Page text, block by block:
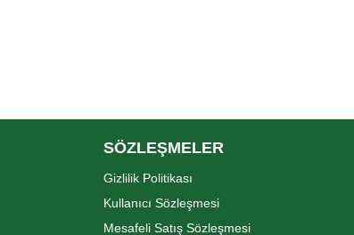
SÖZLEŞMELER
Gizlilik Politikası
Kullanıcı Sözleşmesi
Mesafeli Satış Sözleşmesi